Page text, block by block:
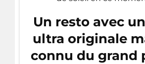
Un resto avec
ultra originale
connu du grand